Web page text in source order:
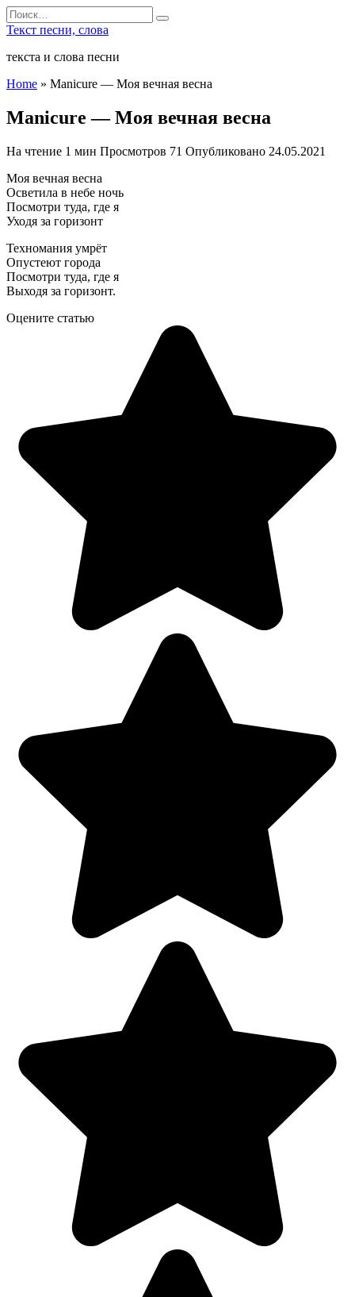
Перейти
к
Search
for:
Текст песни, слова
текста и слова песни
Home » Manicure — Моя вечная весна
Manicure — Моя вечная весна
На чтение 1 мин Просмотров 71 Опубликовано 24.05.2021
Моя вечная весна
Осветила в небе ночь
Посмотри туда, где я
Уходя за горизонт
Техномания умрёт
Опустеют города
Посмотри туда, где я
Выходя за горизонт.
Оцените статью